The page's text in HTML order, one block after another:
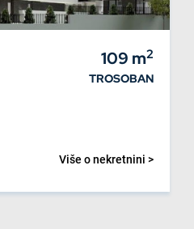
109 m2
TROSOBAN
Više o nekretnini >